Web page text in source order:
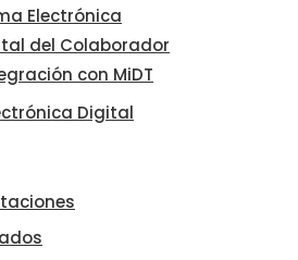
Electrónica
del Colaborador
con MiDT
Digital